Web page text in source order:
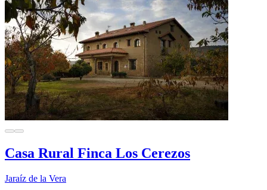
Casa Rural Finca Los Cerezos
Jaraíz de la Vera